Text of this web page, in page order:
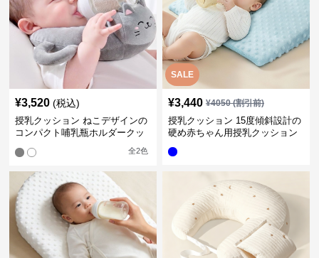
¥3,520 (税込)
授乳クッション ねこデザインの
コンパクト哺乳瓶ホルダークッ
全2色
SALE
¥3,440 ¥4050(割引前)
授乳クッション 15度傾斜設計の
硬め赤ちゃん用授乳クッション